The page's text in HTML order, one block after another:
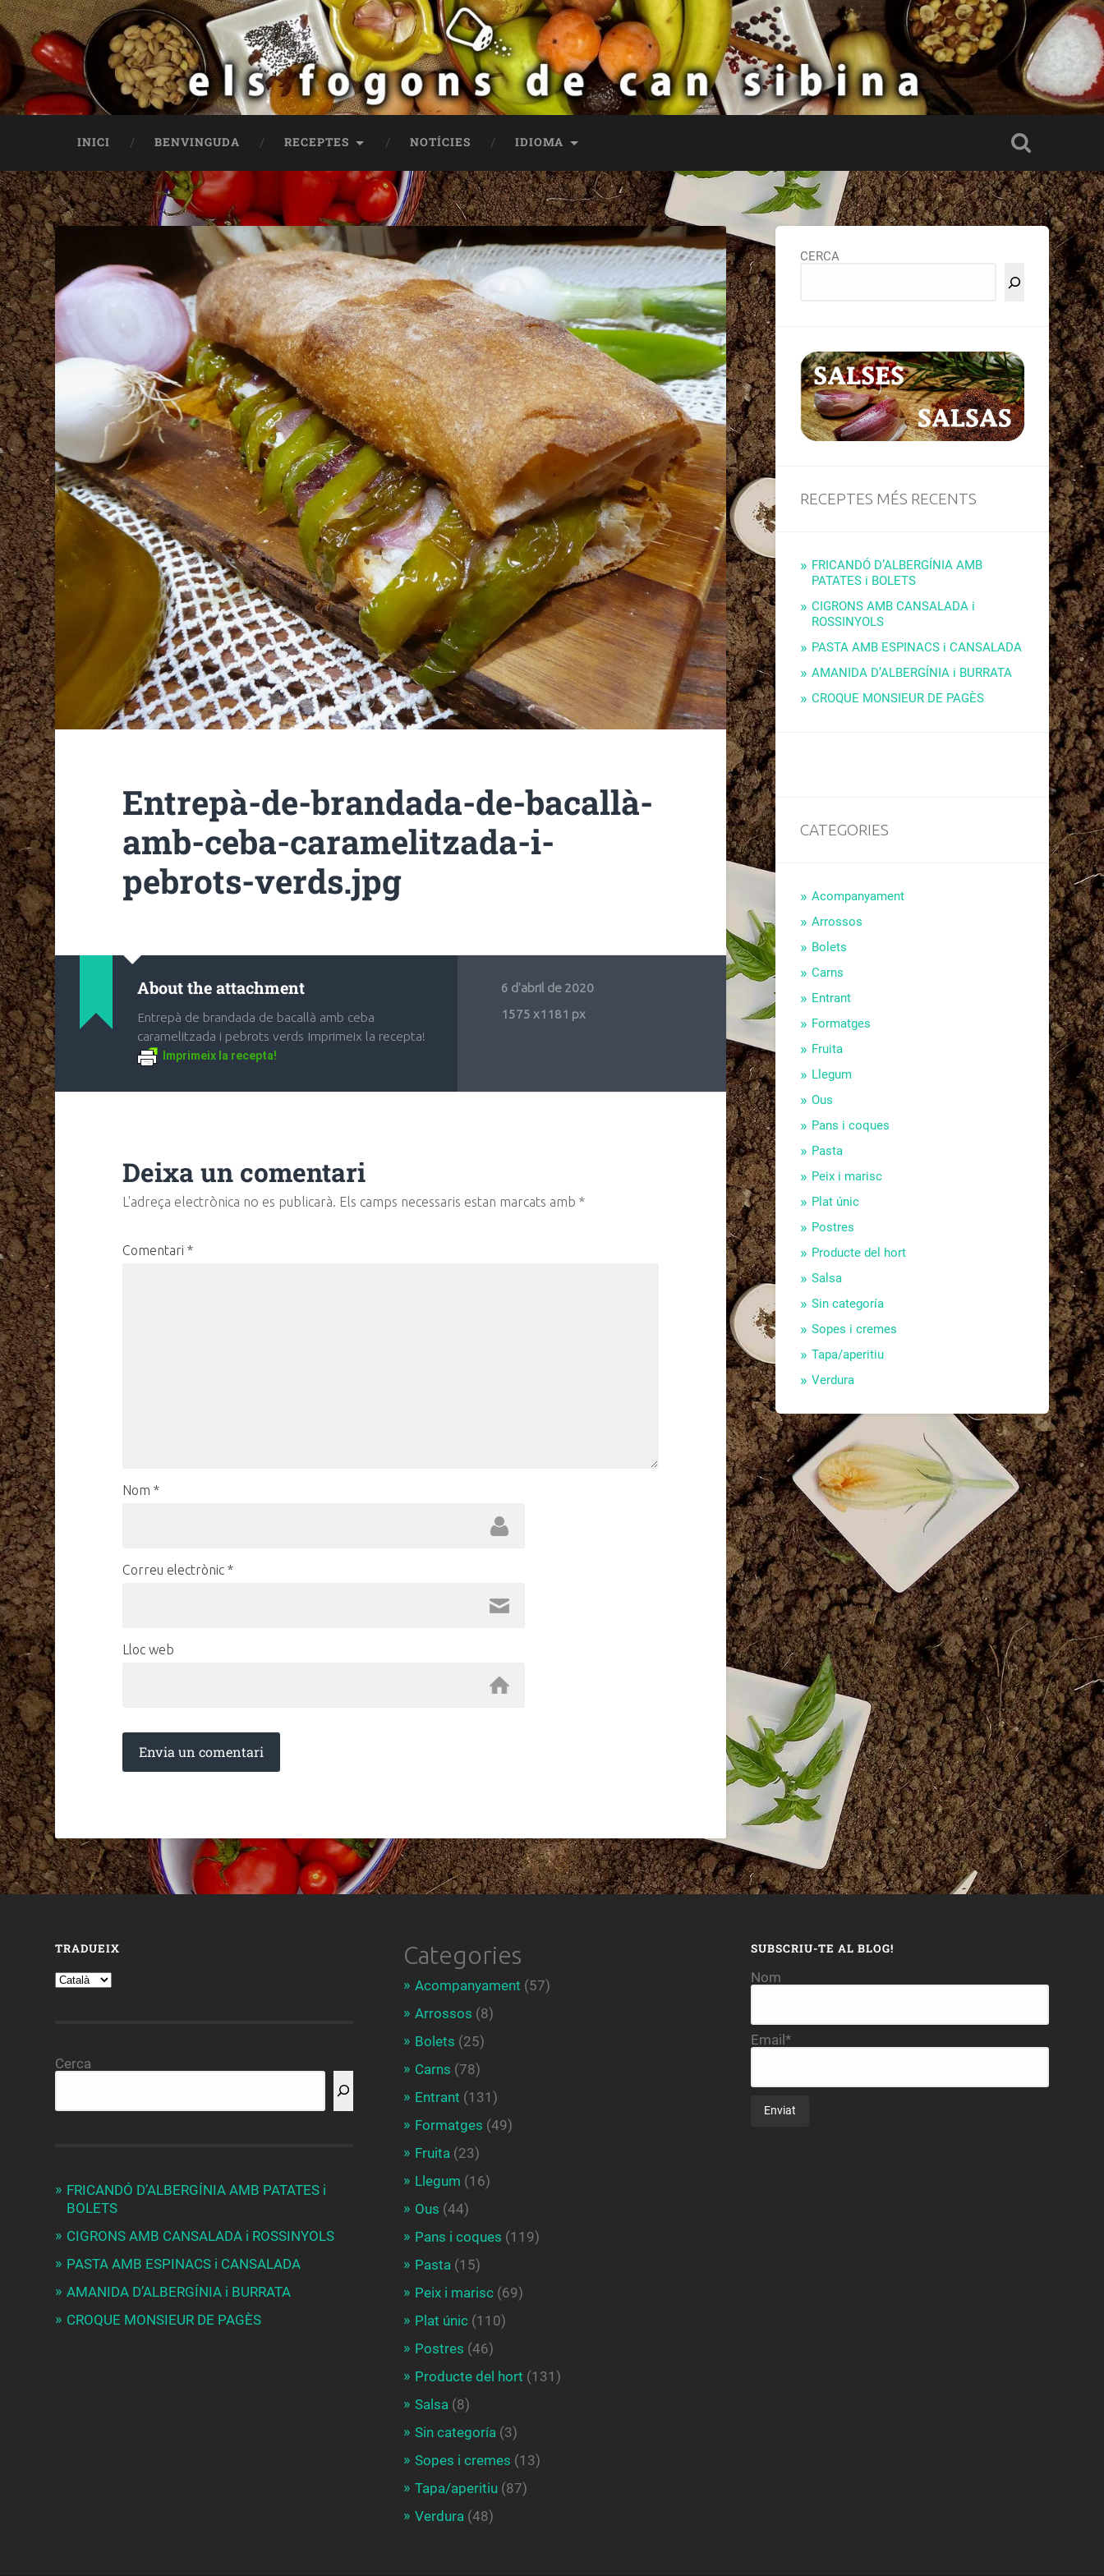
INICI BENVINGUDA RECEPTES NOTÍCIES IDIOMA
Entrepà-de-brandada-de-bacallà-
amb-ceba-caramelitzada-i-
pebrots-verds.jpg
About the attachment
Entrepà de brandada de bacallà amb ceba
caramelitzada i pebrots verds Imprimeix la recepta!
Imprimeix la recepta!
6 d'abril de 2020
1575x1181 px
Deixa un comentari
L'adreça electrònica no es publicarà. Els camps necessaris estan marcats amb *
Comentari *
Nom *
Correu electrònic *
Lloc web
CERCA
RECEPTES MÉS RECENTS
FRICANDÓ D’ALBERGÍNIA AMB
PATATES i BOLETS
CIGRONS AMB CANSALADA i
ROSSINYOLS
PASTA AMB ESPINACS i CANSALADA
AMANIDA D’ALBERGÍNIA i BURRATA
CROQUE MONSIEUR DE PAGÈS
CATEGORIES
Acompanyament
Arrossos
Bolets
Carns
Entrant
Formatges
Fruita
Llegum
Ous
Pans i coques
Pasta
Peix i marisc
Plat únic
Postres
Producte del hort
Salsa
Sin categoría
Sopes i cremes
Tapa/aperitiu
Verdura
TRADUEIX
Cerca
FRICANDÓ D’ALBERGÍNIA AMB PATATES i
BOLETS
CIGRONS AMB CANSALADA i ROSSINYOLS
PASTA AMB ESPINACS i CANSALADA
AMANIDA D’ALBERGÍNIA i BURRATA
CROQUE MONSIEUR DE PAGÈS
Categories
Acompanyament (57)
Arrossos (8)
Bolets (25)
Carns (78)
Entrant (131)
Formatges (49)
Fruita (23)
Llegum (16)
Ous (44)
Pans i coques (119)
Pasta (15)
Peix i marisc(69)
Plat únic(110)
Postres (46)
Producte del hort (131)
Salsa (8)
Sin categoría (3)
Sopes i cremes (13)
Tapa/aperitiu(87)
Verdura (48)
SUBSCRIU-TE AL BLOG!
Nom
Email*